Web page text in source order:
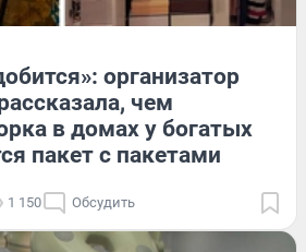
организатор
чем
в домах у богатых
пакет с пакетами
1 150 Обсудить